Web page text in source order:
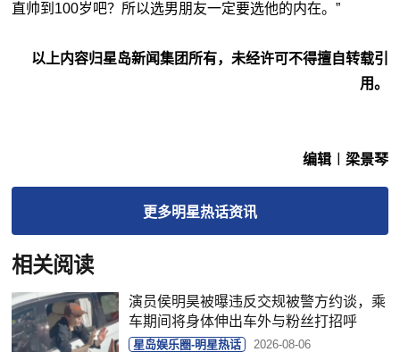
直帅到100岁吧？所以选男朋友一定要选他的内在。”
以上内容归星岛新闻集团所有，未经许可不得擅自转载引
用。
编辑︱梁景琴
更多明星热话资讯
相关阅读
演员侯明昊被曝违反交规被警方约谈，乘
车期间将身体伸出车外与粉丝打招呼
星岛娱乐圈-明星热话 2026-08-06